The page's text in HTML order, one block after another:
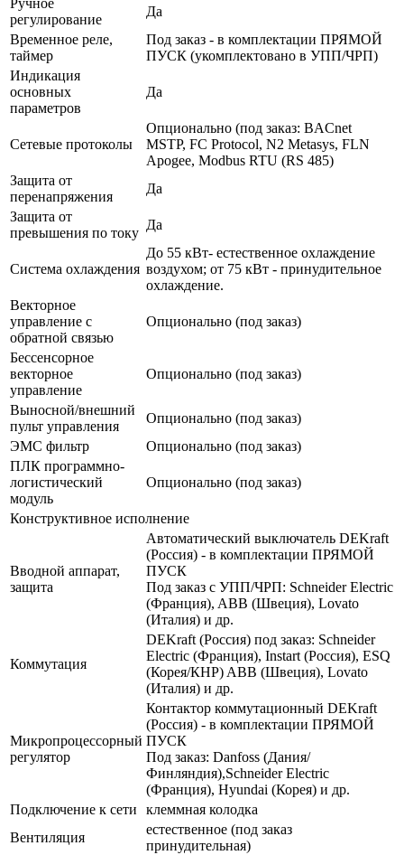
регулирование
Да
Временное реле,
таймер
Под заказ - в комплектации ПРЯМОЙ
ПУСК (укомплектовано в УПП/ЧРП)
Индикация
основных
параметров
Да
Сетевые протоколы
Опционально (под заказ: BACnet
MSTP, FC Protocol, N2 Metasys, FLN
Apogee, Modbus RTU (RS 485)
Защита от
перенапряжения
Да
Защита от
превышения по току
Да
Система охлаждения
До 55 кВт- естественное охлаждение
воздухом; от 75 кВт - принудительное
охлаждение.
Векторное
управление с
обратной связью
Опционально (под заказ)
Бессенсорное
векторное
управление
Опционально (под заказ)
Выносной/внешний
пульт управления
Опционально (под заказ)
ЭМС фильтр
Опционально (под заказ)
ПЛК программно-
логистический
модуль
Опционально (под заказ)
Конструктивное исполнение
Вводной аппарат,
защита
Автоматический выключатель DEKraft
(Россия) - в комплектации ПРЯМОЙ
ПУСК
Под заказ с УПП/ЧРП: Schneider Electric
(Франция), ABB (Швеция), Lovato
(Италия) и др.
Коммутация
DEKraft (Россия) под заказ: Schneider
Electric (Франция), Instart (Россия), ESQ
(Корея/КНР) ABB (Швеция), Lovato
(Италия) и др.
Микропроцессорный
регулятор
Контактор коммутационный DEKraft
(Россия) - в комплектации ПРЯМОЙ
ПУСК
Под заказ: Danfoss (Дания/
Финляндия),Schneider Electric
(Франция), Hyundai (Корея) и др.
Подключение к сети
клеммная колодка
Вентиляция
естественное (под заказ
принудительная)